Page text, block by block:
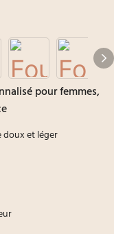
pour femmes,
doux et léger